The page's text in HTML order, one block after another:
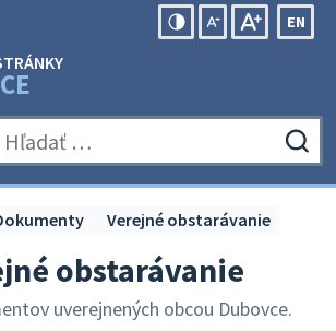
EN
obstarávanie
uverejnených obcou Dubovce.
Verejné obstarávanie